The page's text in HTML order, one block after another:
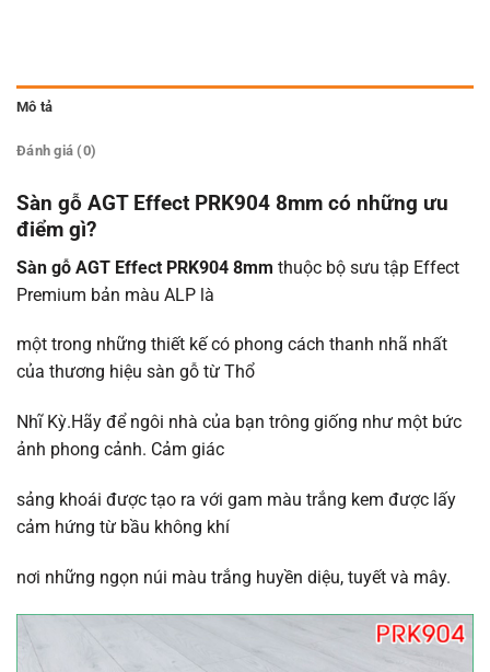
Mô tả
Đánh giá (0)
Sàn gỗ AGT Effect PRK904 8mm có những ưu
điểm gì?
Sàn gỗ AGT Effect PRK904 8mm thuộc bộ sưu tập Effect
Premium bản màu ALP là
một trong những thiết kế có phong cách thanh nhã nhất
của thương hiệu sàn gỗ từ Thổ
Nhĩ Kỳ.Hãy để ngôi nhà của bạn trông giống như một bức
ảnh phong cảnh. Cảm giác
sảng khoái được tạo ra với gam màu trắng kem được lấy
cảm hứng từ bầu không khí
nơi những ngọn núi màu trắng huyền diệu, tuyết và mây.